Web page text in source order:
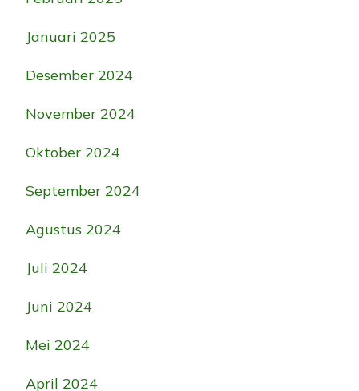
Januari 2025
Desember 2024
November 2024
Oktober 2024
September 2024
Agustus 2024
Juli 2024
Juni 2024
Mei 2024
April 2024